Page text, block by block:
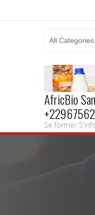
AfricBio
Se former